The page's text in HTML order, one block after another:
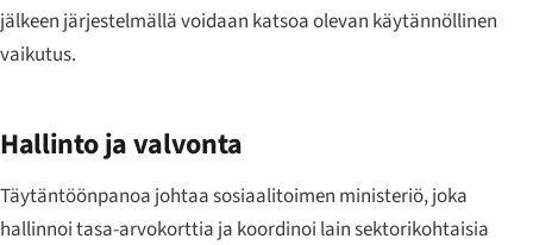
jälkeen järjestelmällä voidaan katsoa olevan käytännöllinen
vaikutus.
Hallinto ja valvonta
Täytäntöönpanoa johtaa sosiaalitoimen ministeriö, joka
hallinnoi tasa-arvokorttia ja koordinoi lain sektorikohtaisia